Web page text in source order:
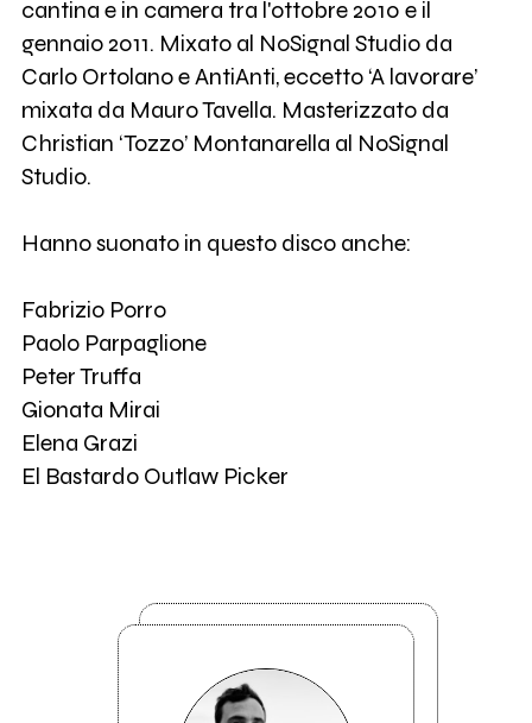
cantina e in camera tra l'ottobre 2010 e il
gennaio 2011. Mixato al NoSignal Studio da
Carlo Ortolano e AntiAnti, eccetto ‘A lavorare’
mixata da Mauro Tavella. Masterizzato da
Christian ‘Tozzo’ Montanarella al NoSignal
Studio.
Hanno suonato in questo disco anche:
Fabrizio Porro
Paolo Parpaglione
Peter Truffa
Gionata Mirai
Elena Grazi
El Bastardo Outlaw Picker